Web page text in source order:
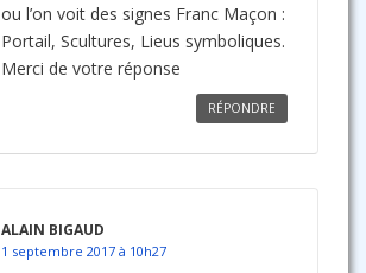
ou l’on voit des signes Franc Maçon :
Portail, Scultures, Lieus symboliques.
Merci de votre réponse
RÉPONDRE
ALAIN BIGAUD
1 septembre 2017 à 10h27